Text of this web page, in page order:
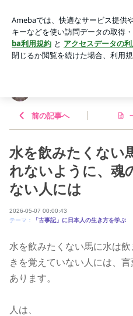
覚えていない人には | 伊勢神
アプリをダウンロードして ブロ
ょう。
前の記事へ
水を飲みたくない
れないように、魂
ない人には
2026-05-07 00:00:43
テーマ：
「古事記」に日本人の生き方を学ぶ
水を飲みたくない馬に水は
きを覚えていない人には、
あります。
人は、